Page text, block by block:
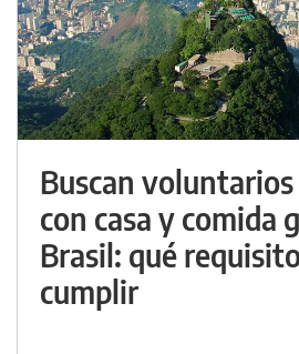
Buscan
con casa y comida
Brasil: qué
cumplir